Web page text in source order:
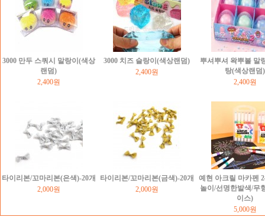
3000 만두 스쿼시 말랑이(색상
랜덤)
2,400원
3000 치즈 슬랑이(색상랜덤)
2,400원
뿌셔뿌셔 왁뿌볼 말
탕(색상랜덤)
2,400원
타이리본/꼬마리본(은색)-20개
2,000원
타이리본/꼬마리본(금색)-20개
2,000원
예현 아크릴 마카펜
놀이/선명한발색/무
이스)
5,000원